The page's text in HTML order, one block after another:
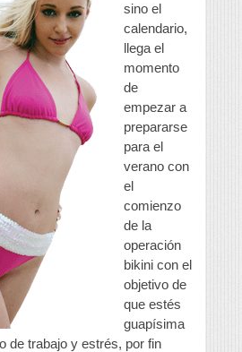
sino el
calendario,
llega el
momento
de
empezar a
prepararse
para el
verano con
el
comienzo
de la
operación
bikini con el
objetivo de
que estés
guapísima
de trabajo y estrés, por fin